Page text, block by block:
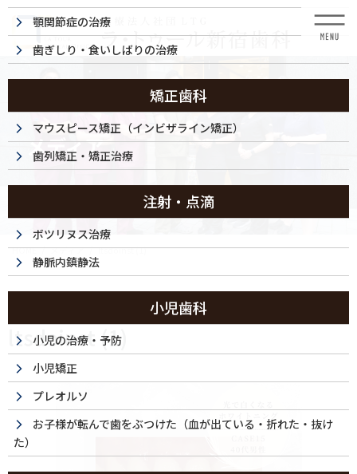
コ
テ
移
ナ
ゲ
ン
移
メディア
HOME メディア ltsdoinst (1)
2023/09/18
ltsdoinst (1)
顎関節症の治療
歯ぎしり・食いしばりの治療
矯正歯科
マウスピース矯正（インビザライン矯正）
歯列矯正・矯正治療
注射・点滴
ボツリヌス治療
静脈内鎮静法
小児歯科
小児の治療・予防
小児矯正
プレオルソ
お子様が転んで歯をぶつけた（血が出ている・折れた・抜け
た）